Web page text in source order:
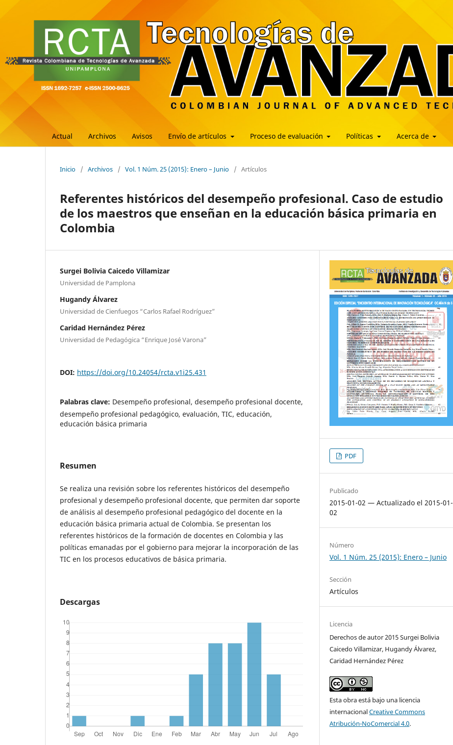
Actual Archivos Avisos Envío de artículos Proceso de evaluación Políticas Acerca de
Inicio / Archivos / Vol. 1 Núm. 25 (2015): Enero – Junio / Artículos
Referentes históricos del desempeño profesional. Caso de estudio
de los maestros que enseñan en la educación básica primaria en
Colombia
Surgei Bolivia Caicedo Villamizar
Universidad de Pamplona
Hugandy Álvarez
Universidad de Cienfuegos “Carlos Rafael Rodríguez”
Caridad Hernández Pérez
Universidad de Pedagógica “Enrique José Varona”
DOI: https://doi.org/10.24054/rcta.v1i25.431
Palabras clave: Desempeño profesional, desempeño profesional docente,
desempeño profesional pedagógico, evaluación, TIC, educación,
educación básica primaria
Resumen
Se realiza una revisión sobre los referentes históricos del desempeño
profesional y desempeño profesional docente, que permiten dar soporte
de análisis al desempeño profesional pedagógico del docente en la
educación básica primaria actual de Colombia. Se presentan los
referentes históricos de la formación de docentes en Colombia y las
políticas emanadas por el gobierno para mejorar la incorporación de las
TIC en los procesos educativos de básica primaria.
Descargas
PDF
Publicado
2015-01-02 — Actualizado el 2015-01-
02
Número
Vol. 1 Núm. 25 (2015): Enero – Junio
Sección
Artículos
Licencia
Derechos de autor 2015 Surgei Bolivia
Caicedo Villamizar, Hugandy Álvarez,
Caridad Hernández Pérez
Esta obra está bajo una licencia
internacionalCreative Commons
Atribución-NoComercial 4.0.